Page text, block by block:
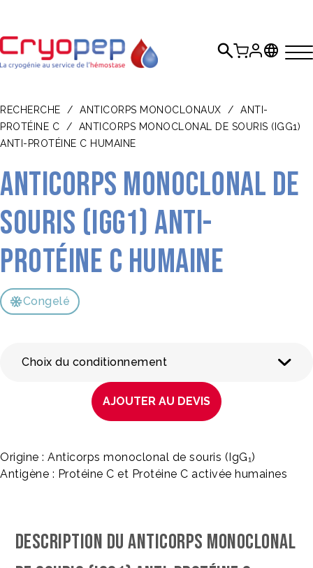
RECHERCHE / ANTICORPS MONOCLONAUX /
ANTI-
PROTÉINE C
/
ANTICORPS MONOCLONAL DE SOURIS (IGG1)
ANTI-PROTÉINE C HUMAINE
Anticorps monoclonal de
souris (IgG1) anti-
protéine C humaine
Congelé
Choix du conditionnement
AJOUTER AU DEVIS
Origine : Anticorps monoclonal de souris (IgG₁)
Antigène : Protéine C et Protéine C activée humaines
DESCRIPTION DU ANTICORPS MONOCLONAL